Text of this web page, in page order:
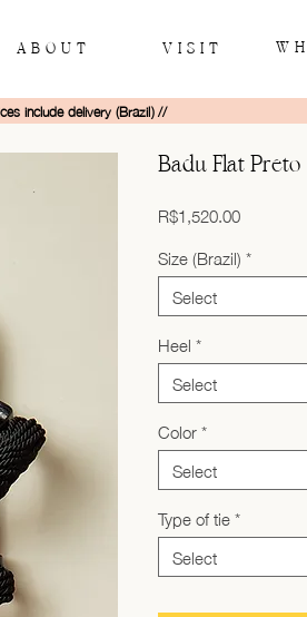
ABOUT VISIT
include delivery (Brazil) //
Badu Flat Preto
R$1,520.00Price
Size (Brazil)*
Select
Heel*
Select
Color*
Select
Type of tie*
Select